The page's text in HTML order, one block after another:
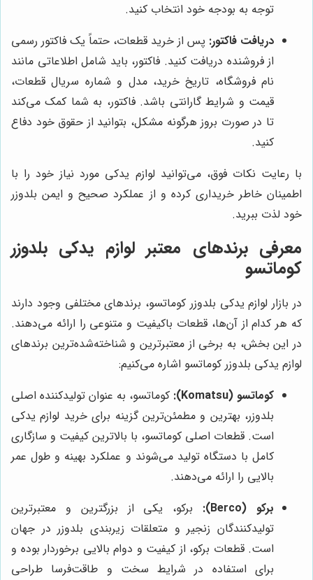
توجه به بودجه خود انتخاب کنید.
دریافت فاکتور: پس از خرید قطعات، حتماً یک فاکتور رسمی
از فروشنده دریافت کنید. فاکتور، باید شامل اطلاعاتی مانند
نام فروشگاه، تاریخ خرید، مدل و شماره سریال قطعات،
قیمت و شرایط گارانتی باشد. فاکتور، به شما کمک می‌کند
تا در صورت بروز هرگونه مشکل، بتوانید از حقوق خود دفاع
کنید.
با رعایت نکات فوق، می‌توانید لوازم یدکی مورد نیاز خود را با
اطمینان خاطر خریداری کرده و از عملکرد صحیح و ایمن بلدوزر
خود لذت ببرید.
معرفی برندهای معتبر لوازم یدکی بلدوزر
کوماتسو
در بازار لوازم یدکی بلدوزر کوماتسو، برندهای مختلفی وجود دارند
که هر کدام از آن‌ها، قطعات باکیفیت و متنوعی را ارائه می‌دهند.
در این بخش، به برخی از معتبرترین و شناخته‌شده‌ترین برندهای
لوازم یدکی بلدوزر کوماتسو اشاره می‌کنیم:
کوماتسو (Komatsu):
کوماتسو، به عنوان تولیدکننده اصلی
بلدوزر، بهترین و مطمئن‌ترین گزینه برای خرید لوازم یدکی
است. قطعات اصلی کوماتسو، با بالاترین کیفیت و سازگاری
کامل با دستگاه تولید می‌شوند و عملکرد بهینه و طول عمر
بالایی را ارائه می‌دهند.
برکو (Berco):
برکو، یکی از بزرگترین و معتبرترین
تولیدکنندگان زنجیر و متعلقات زیربندی بلدوزر در جهان
است. قطعات برکو، از کیفیت و دوام بالایی برخوردار بوده و
برای استفاده در شرایط سخت و طاقت‌فرسا طراحی